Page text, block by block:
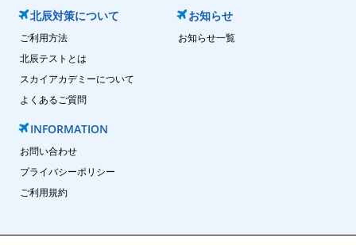
北辰対策について
ご利用方法
北辰テストとは
スカイアカデミーについて
よくあるご質問
お知らせ
お知らせ一覧
INFORMATION
お問い合わせ
プライバシーポリシー
ご利用規約